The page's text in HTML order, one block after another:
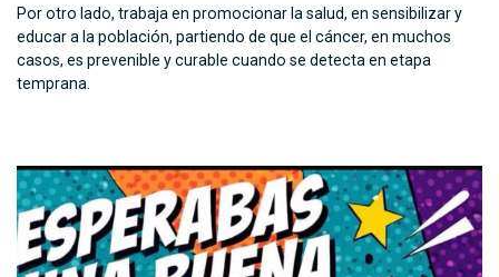
Por otro lado, trabaja en promocionar la salud, en sensibilizar y
educar a la población, partiendo de que el cáncer, en muchos
casos, es prevenible y curable cuando se detecta en etapa
temprana.